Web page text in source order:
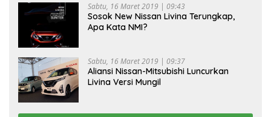
Sabtu, 16 Maret 2019 | 09:43
Sosok New Nissan Livina Terungkap,
Apa Kata NMI?
Sabtu, 16 Maret 2019 | 09:37
Aliansi Nissan-Mitsubishi Luncurkan
Livina Versi Mungil